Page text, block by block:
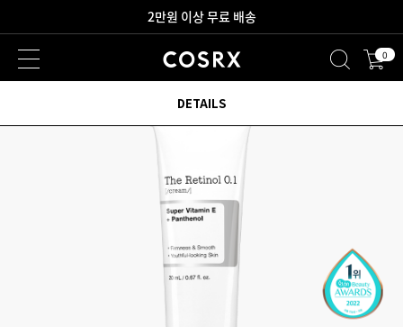
2만원 이상 무료 배송
새로워진 회원 혜택을 만나보세요! 0
DETAILS